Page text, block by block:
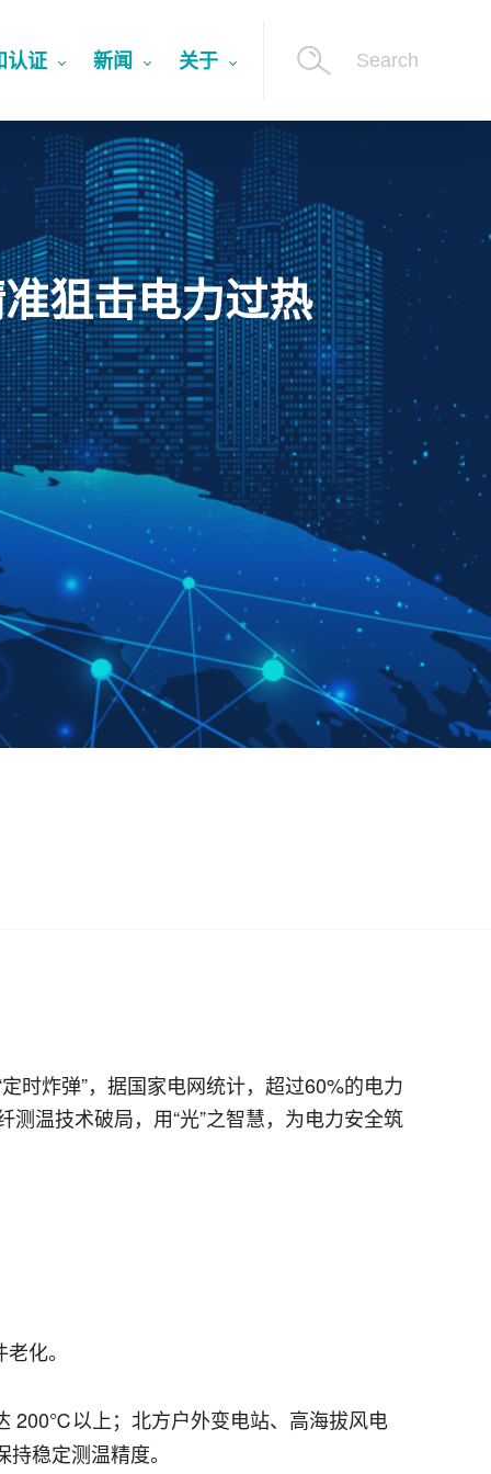
认证 新闻 关于 Search
狙击电力过热
时炸弹”，据国家电网统计，超过60%的电力
温技术破局，用“光”之智慧，为电力安全筑
化。
200℃以上；北方户外变电站、高海拔风电
稳定测温精度。